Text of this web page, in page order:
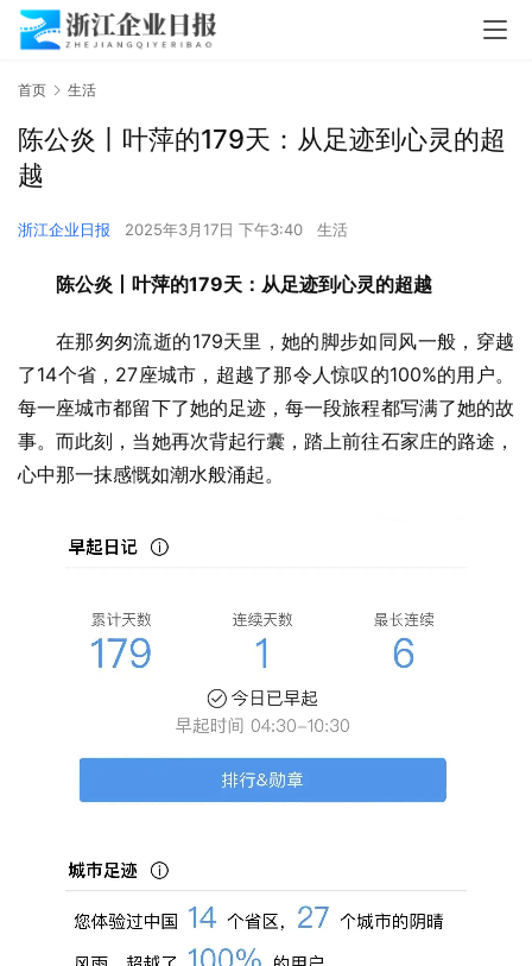
首页 生活
陈公炎丨叶萍的179天：从足迹到心灵的超
越
浙江企业日报 2025年3月17日 下午3:40 生活
陈公炎丨叶萍的179天：从足迹到心灵的超越
在那匆匆流逝的179天里，她的脚步如同风一般，穿越
了14个省，27座城市，超越了那令人惊叹的100%的用户。
每一座城市都留下了她的足迹，每一段旅程都写满了她的故
事。而此刻，当她再次背起行囊，踏上前往石家庄的路途，
心中那一抹感慨如潮水般涌起。